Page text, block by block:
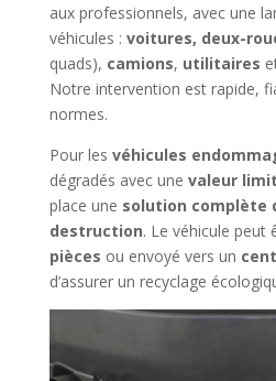
aux professionnels, avec une
véhicules : voitures, deux-
quads), camions, utilitaires
Notre intervention est rapide,
normes.
Pour les véhicules
dégradés avec une valeur
place une solution complète
destruction. Le véhicule peut
pièces ou envoyé vers un
d’assurer un recyclage